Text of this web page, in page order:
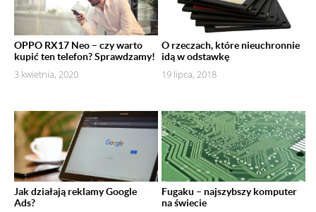
OPPO RX17 Neo – czy warto
kupić ten telefon? Sprawdzamy!
3 kwietnia, 2020
O rzeczach, które nieuchronnie
idą w odstawkę
19 lipca, 2018
Jak działają reklamy Google
Ads?
Fugaku – najszybszy komputer
na świecie